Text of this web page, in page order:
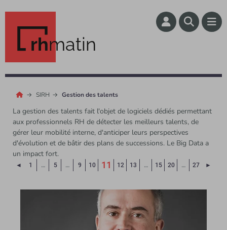
rhmatin
SIRH Gestion des talents
La gestion des talents fait l'objet de logiciels dédiés permettant
aux professionnels RH de détecter les meilleurs talents, de
gérer leur mobilité interne, d'anticiper leurs perspectives
d'évolution et de bâtir des plans de successions. Le Big Data a
un impact fort.
◄ Page précédente
1 … 5 … 9 10
11
12 13 … 15 20 … 27 ►